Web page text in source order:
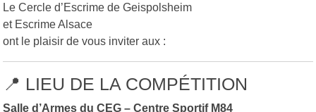
Le Cercle d’Escrime de Geispolsheim
et Escrime Alsace
ont le plaisir de vous inviter aux :
📍 LIEU DE LA COMPÉTITION
Salle d’Armes du CEG – Centre Sportif M84